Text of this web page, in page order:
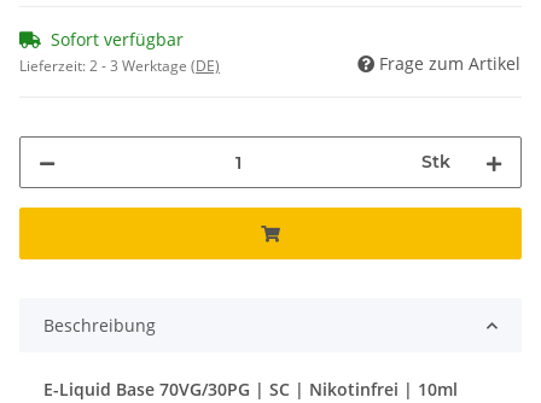
Sofort verfügbar
Lieferzeit:2 - 3 Werktage (DE) Frage zum Artikel
Stk
Beschreibung
E-Liquid Base 70VG/30PG | SC | Nikotinfrei | 10ml